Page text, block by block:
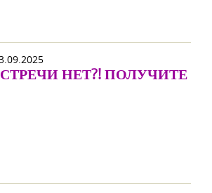
НЕТ?! ПОЛУЧИТЕ